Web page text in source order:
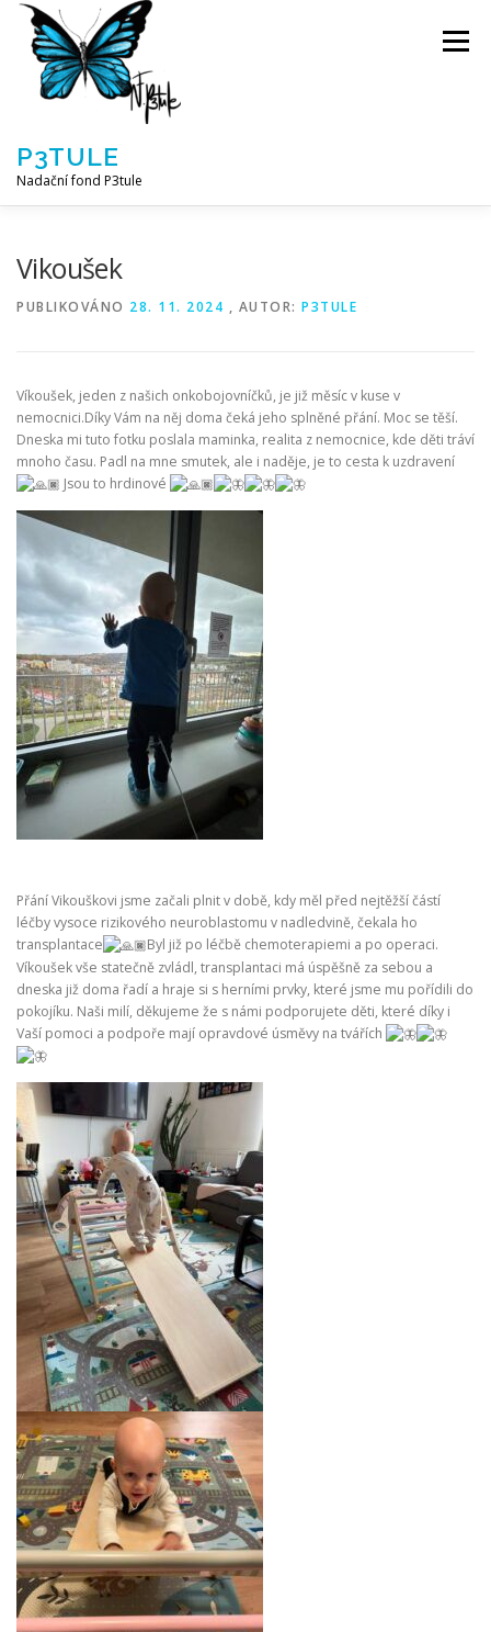
Přeskočit
obsah
P3TULE
Nadační fond P3tule
Menu
AKTUALITY BLOG
Vikoušek
PUBLIKOVÁNO 28. 11. 2024 , AUTOR: P3TULE
Víkoušek, jeden z našich onkobojovníčků, je již měsíc v kuse v
nemocnici.Díky Vám na něj doma čeká jeho splněné přání. Moc se těší.
Dneska mi tuto fotku poslala maminka, realita z nemocnice, kde děti tráví
mnoho času. Padl na mne smutek, ale i naděje, je to cesta k uzdravení
Jsou to hrdinové
Přání Vikouškovi jsme začali plnit v době, kdy měl před nejtěžší částí
léčby vysoce rizikového neuroblastomu v nadledvině, čekala ho
transplantace
Byl již po léčbě chemoterapiemi a po operaci.
Víkoušek vše statečně zvládl, transplantaci má úspěšně za sebou a
dneska již doma řadí a hraje si s herními prvky, které jsme mu pořídili do
pokojíku. Naši milí, děkujeme že s námi podporujete děti, které díky i
Vaší pomoci a podpoře mají opravdové úsměvy na tvářích